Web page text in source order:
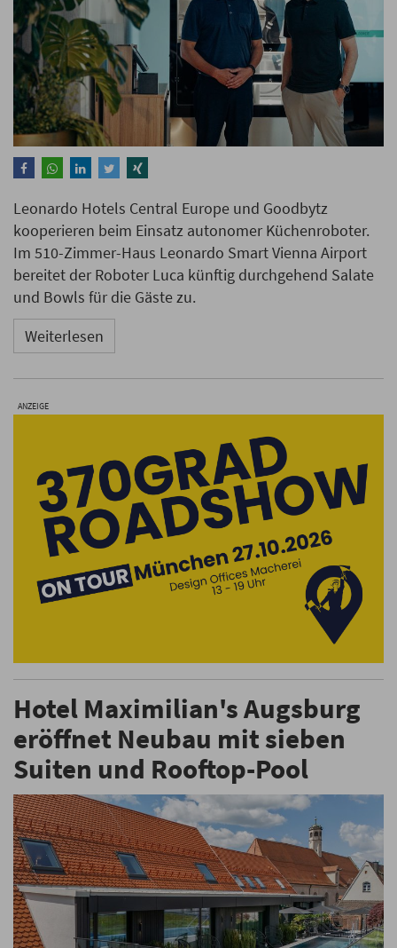
Leonardo Hotels Central Europe und Goodbytz
kooperieren beim Einsatz autonomer Küchenroboter.
Im 510-Zimmer-Haus Leonardo Smart Vienna Airport
bereitet der Roboter Luca künftig durchgehend Salate
und Bowls für die Gäste zu.
Weiterlesen
ANZEIGE
Hotel Maximilian's Augsburg
eröffnet Neubau mit sieben
Suiten und Rooftop-Pool